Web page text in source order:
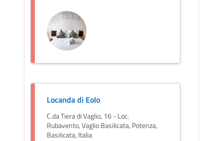
Locanda di Eolo
C.da Tiera di Vaglio, 16 - Loc.
Rubavento, Vaglio Basilicata, Potenza,
Basilicata, Italia